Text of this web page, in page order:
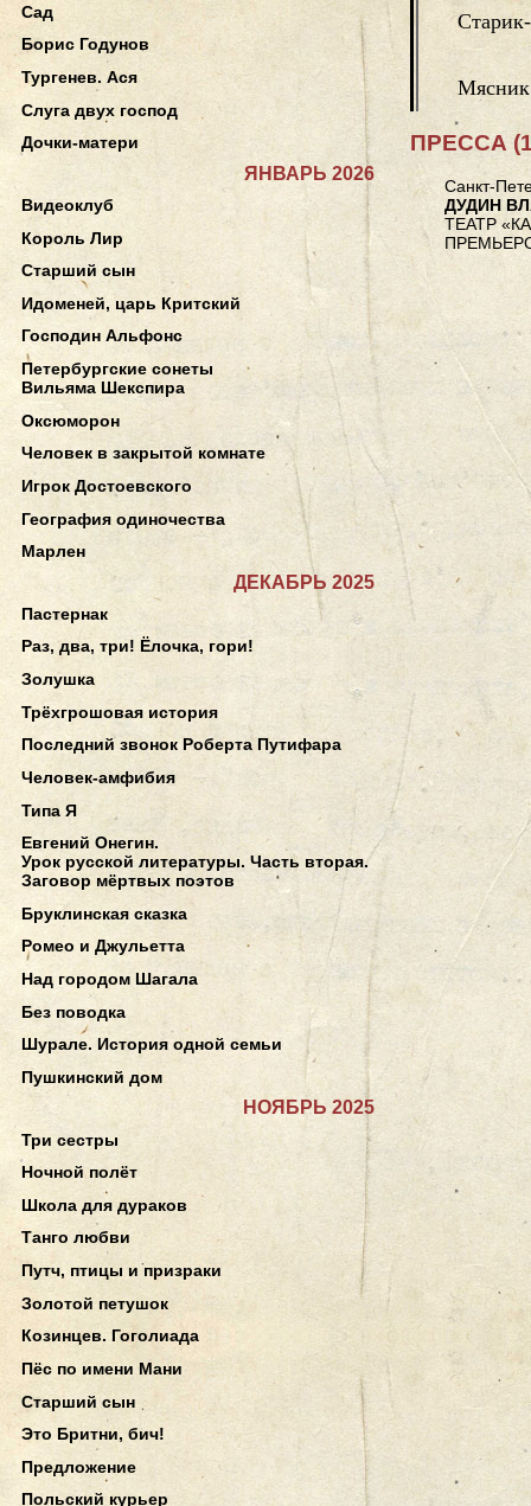
Мясник
ПРЕССА
Санкт-
ДУДИН
ТЕАТР
Сад
Борис Годунов
Тургенев. Ася
Слуга двух господ
Дочки-матери
ЯНВАРЬ 2026
Видеоклуб
Король Лир
Старший сын
Идоменей, царь Критский
Господин Альфонс
Петербургские сонеты
Вильяма Шекспира
Оксюморон
Человек в закрытой комнате
Игрок Достоевского
География одиночества
Марлен
ДЕКАБРЬ 2025
Пастернак
Раз, два, три! Ёлочка, гори!
Золушка
Трёхгрошовая история
Последний звонок Роберта Путифара
Человек-амфибия
Типа Я
Евгений Онегин.
Урок русской литературы. Часть вторая.
Заговор мёртвых поэтов
Бруклинская сказка
Ромео и Джульетта
Над городом Шагала
Без поводка
Шурале. История одной семьи
Пушкинский дом
НОЯБРЬ 2025
Три сестры
Ночной полёт
Школа для дураков
Танго любви
Путч, птицы и призраки
Золотой петушок
Козинцев. Гоголиада
Пёс по имени Мани
Старший сын
Это Бритни, бич!
Предложение
Польский курьер